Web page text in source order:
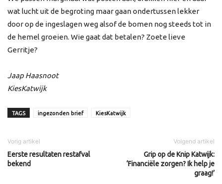
wat lucht uit de begroting maar gaan ondertussen lekker
door op de ingeslagen weg alsof de bomen nog steeds tot in
de hemel groeien. Wie gaat dat betalen? Zoete lieve
Gerritje?
Jaap Haasnoot
KiesKatwijk
TAGS ingezonden brief KiesKatwijk
Vorig artikel
Eerste resultaten restafval
bekend
Volgend artikel
Grip op de Knip Katwijk:
‘Financiële zorgen? Ik help je
graag!’